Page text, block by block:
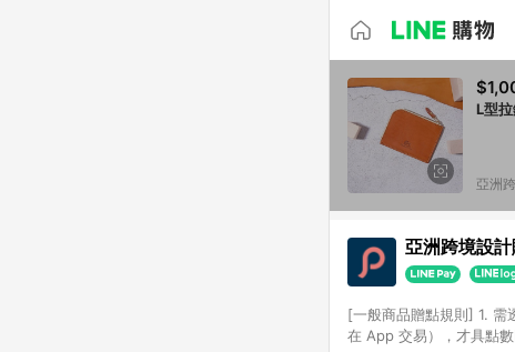
L型
亞洲
亞洲跨境設
[一般商品贈點規則] 1. 需
在 App 交易），才具點